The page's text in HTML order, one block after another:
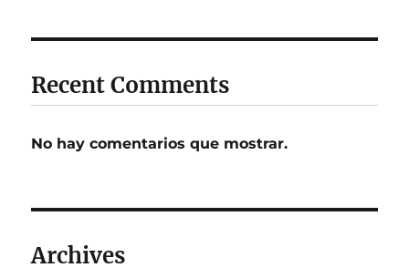
Recent Comments
No hay comentarios que mostrar.
Archives